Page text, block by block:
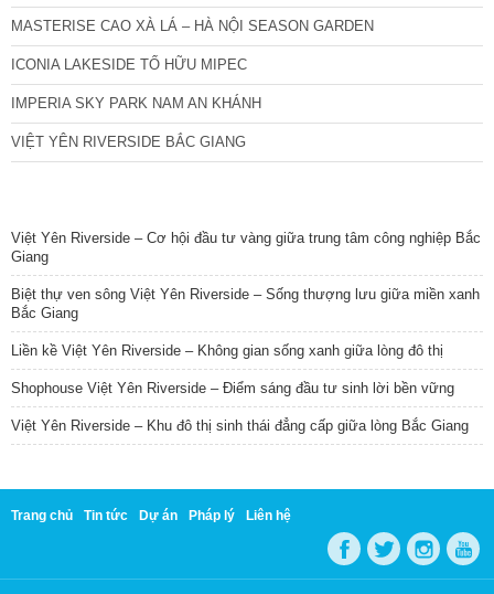
MASTERISE CAO XÀ LÁ – HÀ NỘI SEASON GARDEN
ICONIA LAKESIDE TỐ HỮU MIPEC
IMPERIA SKY PARK NAM AN KHÁNH
VIỆT YÊN RIVERSIDE BẮC GIANG
Việt Yên Riverside – Cơ hội đầu tư vàng giữa trung tâm công nghiệp Bắc
Giang
Biệt thự ven sông Việt Yên Riverside – Sống thượng lưu giữa miền xanh
Bắc Giang
Liền kề Việt Yên Riverside – Không gian sống xanh giữa lòng đô thị
Shophouse Việt Yên Riverside – Điểm sáng đầu tư sinh lời bền vững
Việt Yên Riverside – Khu đô thị sinh thái đẳng cấp giữa lòng Bắc Giang
Trang chủ Tin tức Dự án Pháp lý Liên hệ